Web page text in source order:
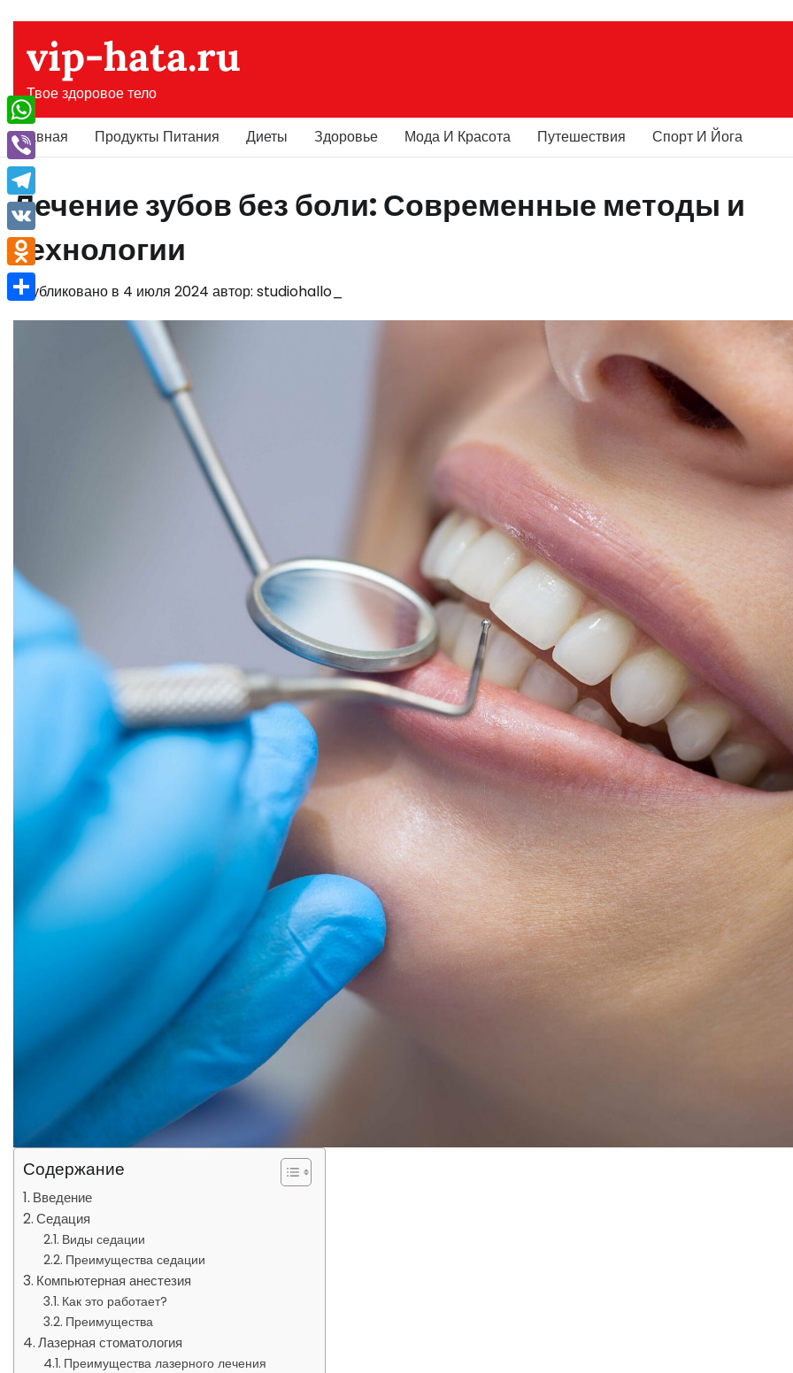
содержимому
vip-hata.ru
Твое здоровое тело
Главная Продукты Питания Диеты Здоровье Мода И Красота Путешествия Спорт И Йога
Лечение зубов без боли: Современные методы и
технологии
Опубликовано в 4 июля 2024 автор: studiohallo_
Содержание
Введение
Седация
Виды седации
Преимущества седации
Компьютерная анестезия
Как это работает?
Преимущества
Лазерная стоматология
Преимущества лазерного лечения
WhatsApp
Viber
Telegram
VK
Odnoklassniki